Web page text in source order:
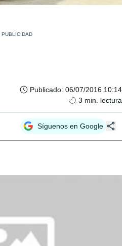
Publicado: 06/07/2016 10:14
3 min. lectura
Síguenos en Google